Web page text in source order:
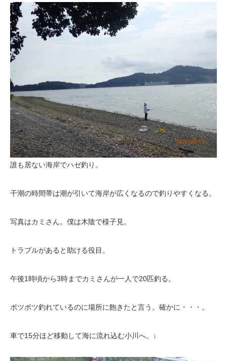
誰も居ない海岸でハゼ釣り。
干潮の時間帯は潮が引いて海岸が広くなるので釣りやすくなる。
写真はカミさん。僕は木陰で様子見。
トラブルがあると助ける役目。
午後1時頃から3時までカミさんが一人で20匹釣る。
ポツポツ釣れているのに場所に飽きたと言う。確かに・・・。
車で15分ほど移動して海に流れ込む小川へ。↓